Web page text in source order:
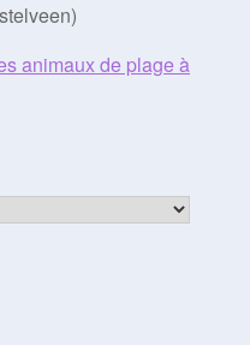
animaux de plage à